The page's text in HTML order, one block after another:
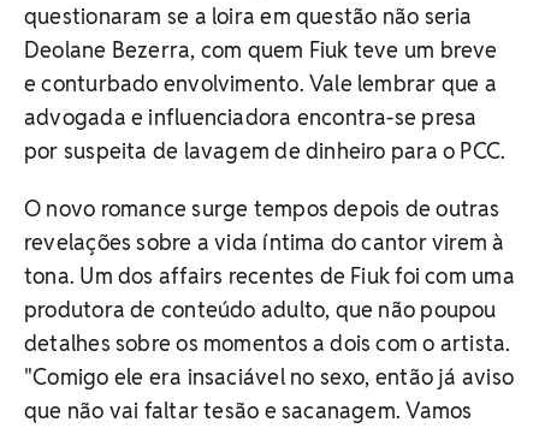
questionaram se a loira em questão não seria
Deolane Bezerra, com quem Fiuk teve um breve
e conturbado envolvimento. Vale lembrar que a
advogada e influenciadora encontra-se presa
por suspeita de lavagem de dinheiro para o PCC.
O novo romance surge tempos depois de outras
revelações sobre a vida íntima do cantor virem à
tona. Um dos affairs recentes de Fiuk foi com uma
produtora de conteúdo adulto, que não poupou
detalhes sobre os momentos a dois com o artista.
"Comigo ele era insaciável no sexo, então já aviso
que não vai faltar tesão e sacanagem. Vamos